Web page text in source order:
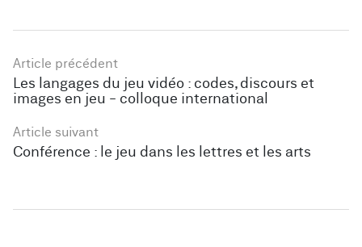
Article précédent
Les langages du jeu vidéo : codes, discours et
images en jeu - colloque international
Article suivant
Conférence : le jeu dans les lettres et les arts